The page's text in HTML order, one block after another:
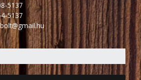
5137
5137